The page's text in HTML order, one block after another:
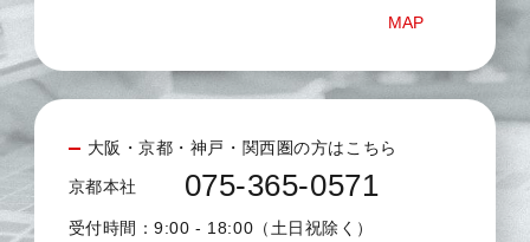
MAP
大阪・京都・神戸・関西圏の方はこちら
京都本社 075-365-0571
受付時間：9:00 - 18:00（土日祝除く）